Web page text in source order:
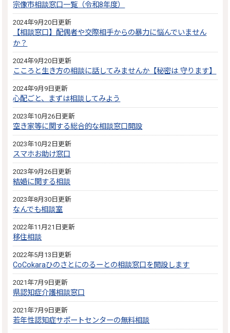
宗像市相談窓口一覧（令和8年度）
2024年9月20日更新
【相談窓口】配偶者や交際相手からの暴力に悩んでいません
か？
2024年9月20日更新
こころと生き方の相談に話してみませんか【秘密は 守ります】
2024年9月9日更新
心配ごと、まずは相談してみよう
2023年10月26日更新
空き家等に関する総合的な相談窓口開設
2023年10月2日更新
スマホお助け窓口
2023年9月26日更新
結婚に関する相談
2023年8月30日更新
なんでも相談室
2022年11月21日更新
移住相談
2022年5月13日更新
CoCokaraひのさとにのるーとの相談窓口を開設します
2021年7月9日更新
県認知症介護相談窓口
2021年7月9日更新
若年性認知症サポートセンターの無料相談